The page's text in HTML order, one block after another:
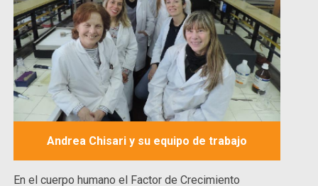
Andrea Chisari y su equipo de trabajo
En el cuerpo humano el Factor de Crecimiento